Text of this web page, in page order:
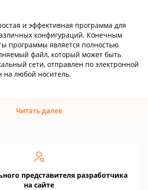
и эффективная программа для
конфигураций. Конечным
программы является полностью
файл, который может быть
сети, отправлен по электронной
на любой носитель.
Читать далее
представителя разработчика
на сайте